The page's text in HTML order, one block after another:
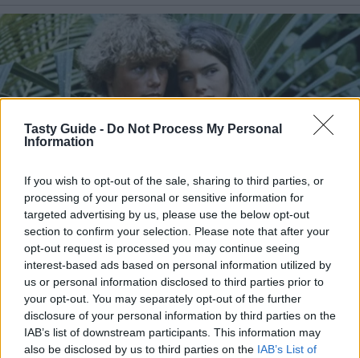
Tasty Guide - Do Not Process My Personal
Information
If you wish to opt-out of the sale, sharing to third parties, or
processing of your personal or sensitive information for
targeted advertising by us, please use the below opt-out
section to confirm your selection. Please note that after your
opt-out request is processed you may continue seeing
interest-based ads based on personal information utilized by
us or personal information disclosed to third parties prior to
your opt-out. You may separately opt-out of the further
disclosure of your personal information by third parties on the
IAB’s list of downstream participants. This information may
also be disclosed by us to third parties on the IAB’s List of